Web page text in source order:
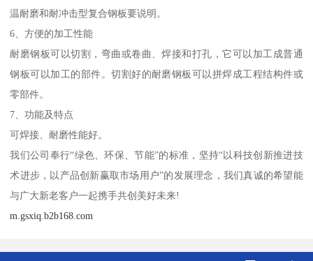
温耐磨和耐冲击型复合钢板要说明。
6、方便的加工性能
耐磨钢板可以切割，弯曲或卷曲、焊接和打孔，它可以加工成普通
钢板可以加工的部件。切割好的耐磨钢板可以拼焊成工程结构件或
零部件。
7、功能及特点
可焊接、耐磨性能好。
我们公司奉行“绿色、环保、节能”的标准，坚持“以科技创新推进技
术进步，以产品创新赢取市场用户”的发展理念，我们真诚的希望能
与广大新老客户一起携手共创美好未来!
m.gsxiq.b2b168.com